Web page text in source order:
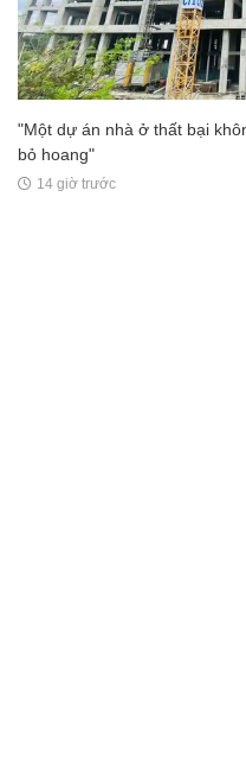
"Một dự án nhà ở thất bại
bỏ hoang"
14 giờ trước